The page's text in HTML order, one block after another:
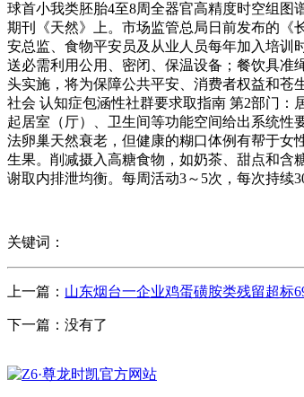
球首小我类胚胎4至8周全器官高精度时空组图
期刊《天然》上。市场监管总局日前发布的《
安总监、食物平安员及从业人员每年加入培训
送必需利用公用、密闭、保温设备；餐饮具准
头实施，将为保障公共平安、消费者权益和苍
社会 认知症包涵性社群要求取指南 第2部门：
起居室（厅）、卫生间等功能空间给出系统性
法卵巢天然衰老，但健康的糊口体例有帮于女
生果。削减摄入高糖食物，如奶茶、甜点和含
谢取内排泄均衡。每周活动3～5次，每次持续
关键词：
上一篇： 山东烟台一企业鸡蛋磺胺类残留超标
下一篇：没有了